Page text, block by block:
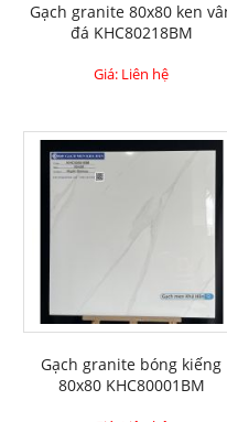
Gạch granite 80x80 ken
đá KHC80218BM
Giá: Liên hệ
Gạch granite bóng kiếng
80x80 KHC80001BM